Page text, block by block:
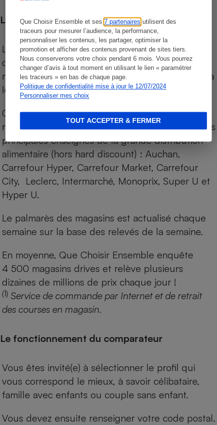
Que Choisir Ensemble et ses7 partenaires utilisent des
traceurs pour mesurer l’audience, la performance,
personnaliser les contenus, les partager, optimiser la
promotion et afficher des contenus provenant de sites tiers.
Nous conserverons votre choix pendant 6 mois. Vous pourrez
changer d’avis à tout moment en utilisant le lien « paramétrer
les traceurs » en bas de chaque page.
Politique de confidentialité mise à jour le 12/07/2024
Personnaliser mes choix
TOUT ACCEPTER & FERMER
Les comparaisons de prix
Les comparaisons sont réalisées sur l’ensemble
des produits des magasins. Les produits de
marques de distributeurs (MDD) sont comparés à
leurs équivalents chez leurs concurrents.
Chaque jour, les prix de tous les produits sont
relevés par Internet, sur les services drives (1) des
principales enseignes de la grande distribution
alimentaire (hors hard discount) : Auchan,
Carrefour Hyper, Carrefour Market, Carrefour
City, Leclerc, Intermarché, Monoprix, Super U et
Hyper U.
Le palmarès des magasins est actualisé chaque
semaine sur la base des relevés de la semaine.
En moyenne, Que Choisir Ensemble enquête
4 500 magasins drives et relève plusieurs
dizaines de millions de prix chaque jour !
(1) Service de commande par Internet et de retrait
des courses en magasin.
Le fonctionnement du comparateur
Vous êtes invité(e) à sélectionner le profil qui
vous correspond le mieux, à savoir célibataire,
famille avec enfants ou couple sans enfant.
Vous devez ensuite renseigner votre code postal.